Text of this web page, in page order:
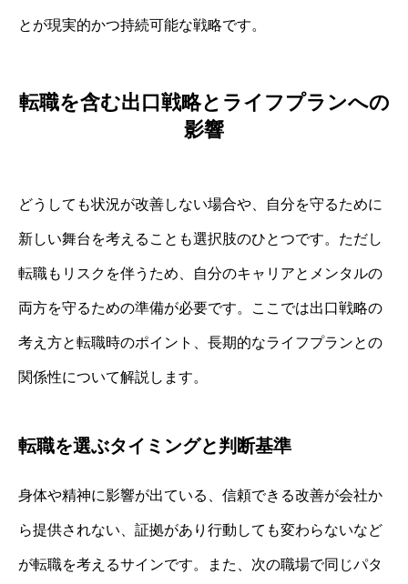
とが現実的かつ持続可能な戦略です。
転職を含む出口戦略とライフプランへの
影響
どうしても状況が改善しない場合や、自分を守るために
新しい舞台を考えることも選択肢のひとつです。ただし
転職もリスクを伴うため、自分のキャリアとメンタルの
両方を守るための準備が必要です。ここでは出口戦略の
考え方と転職時のポイント、長期的なライフプランとの
関係性について解説します。
転職を選ぶタイミングと判断基準
身体や精神に影響が出ている、信頼できる改善が会社か
ら提供されない、証拠があり行動しても変わらないなど
が転職を考えるサインです。また、次の職場で同じパタ